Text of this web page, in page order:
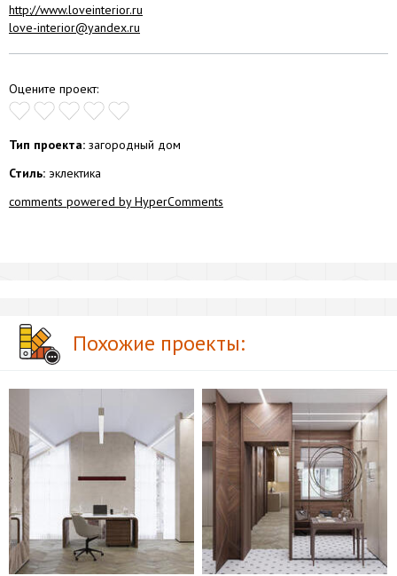
http://www.loveinterior.ru
love-interior@yandex.ru
Оцените проект:
Тип проекта: загородный дом
Стиль: эклектика
comments powered by HyperComments
Похожие проекты: